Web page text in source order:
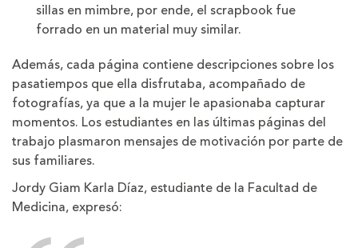
sillas en mimbre, por ende, el scrapbook fue
forrado en un material muy similar.
Además, cada página contiene descripciones sobre los
pasatiempos que ella disfrutaba, acompañado de
fotografías, ya que a la mujer le apasionaba capturar
momentos. Los estudiantes en las últimas páginas del
trabajo plasmaron mensajes de motivación por parte de
sus familiares.
Jordy Giam Karla Díaz, estudiante de la Facultad de
Medicina, expresó: